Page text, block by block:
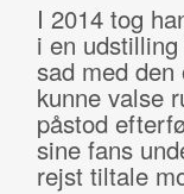
I 2014 tog
i en
sad med
kunne valse
påstod
sine fans
rejst tiltale